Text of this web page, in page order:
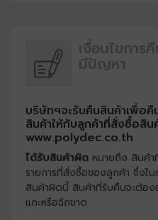
เงื่อนไขการ
มีปัญหา
บริษัทฯจะรับคืนสินค้าเพื่อคื
สินค้าให้กับลูกค้าที่สั่งซื้อสิน
www.polydec.co.th
ได้รับสินค้าผิดหมายถึง สินค้า
รายการที่สั่งซื้อของลูกค้า ซึ่งใ
สินค้าผิดนี้ สินค้าที่รับคืนจะต้อ
แกะหรือฉีกขาด